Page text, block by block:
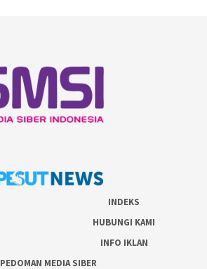
INDEKS
HUBUNGI KAMI
INFO IKLAN
PEDOMAN MEDIA SIBER